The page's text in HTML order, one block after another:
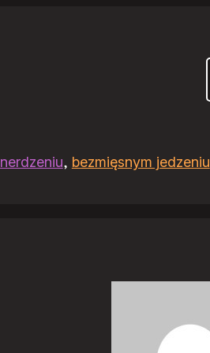
nerdzeniu, bezmięsnym jedzeniu